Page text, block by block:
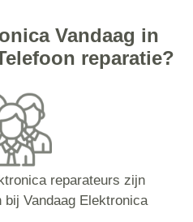
Vandaag in
reparatie?
reparateurs zijn
bij Vandaag Elektronica